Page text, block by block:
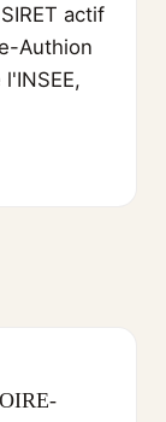
actif
Authion